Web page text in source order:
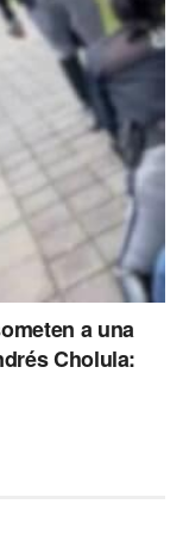
a una
Cholula: